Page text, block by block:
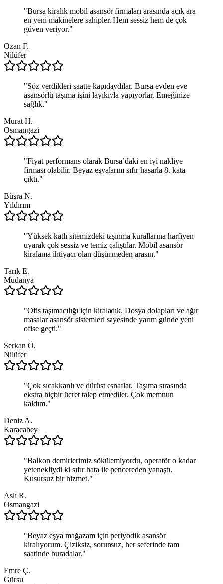
"Bursa kiralık mobil asansör firmaları arasında açık ara
en yeni makinelere sahipler. Hem sessiz hem de çok
güven veriyor."
Ozan F.
Nilüfer
"Söz verdikleri saatte kapıdaydılar. Bursa evden eve
asansörlü taşıma işini layıkıyla yapıyorlar. Emeğinize
sağlık."
Murat H.
Osmangazi
"Fiyat performans olarak Bursa’daki en iyi nakliye
firması olabilir. Beyaz eşyalarım sıfır hasarla 8. kata
çıktı."
Büşra N.
Yıldırım
"Yüksek katlı sitemizdeki taşınma kurallarına harfiyen
uyarak çok sessiz ve temiz çalıştılar. Mobil asansör
kiralama ihtiyacı olan düşünmeden arasın."
Tarık E.
Mudanya
"Ofis taşımacılığı için kiraladık. Dosya dolapları ve ağır
masalar asansör sistemleri sayesinde yarım günde yeni
ofise geçti."
Serkan Ö.
Nilüfer
"Çok sıcakkanlı ve dürüst esnaflar. Taşıma sırasında
ekstra hiçbir ücret talep etmediler. Çok memnun
kaldım."
Deniz A.
Karacabey
"Balkon demirlerimiz sökülemiyordu, operatör o kadar
yetenekliydi ki sıfır hata ile pencereden yanaştı.
Kusursuz bir hizmet."
Aslı R.
Osmangazi
"Beyaz eşya mağazam için periyodik asansör
kiralıyorum. Çiziksiz, sorunsuz, her seferinde tam
saatinde buradalar."
Emre Ç.
Gürsu